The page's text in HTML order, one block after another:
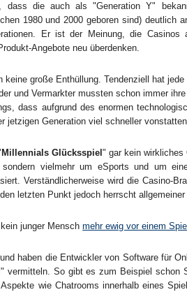
dass die auch als "Generation Y"
1980 und 2000 geboren sind) deutlich
Er ist der Meinung, die Casinos
Angebote neu überdenken.
große Enthüllung. Tendenziell hat jede
und Vermarkter mussten schon immer
dass aufgrund des enormen
jetzigen Generation viel schneller
Millennials Glücksspiel" gar kein wirkliches
vielmehr um eSports und um
Verständlicherweise wird die Casino-
letzten Punkt jedoch herrscht
junger Menschmehr ewig vor einem
haben die Entwickler von Software für
" vermitteln. So gibt es zum Beispiel schon
wie Chatrooms innerhalb eines